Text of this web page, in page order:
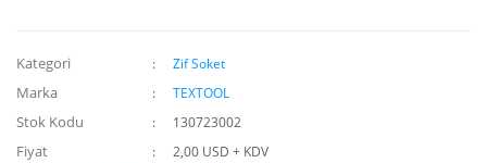
Kategori Zif Soket
Marka TEXTOOL
Stok Kodu 130723002
Fiyat
2,00 USD + KDV